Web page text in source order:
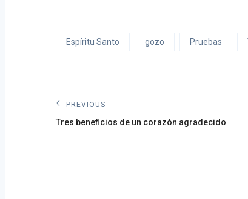
Espíritu Santo gozo Pruebas
Navegación
de
PREVIOUS
Previous
Tres beneficios de un corazón agradecido